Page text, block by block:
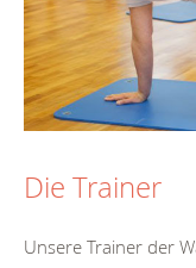
Die Trainer
Unsere Trainer der